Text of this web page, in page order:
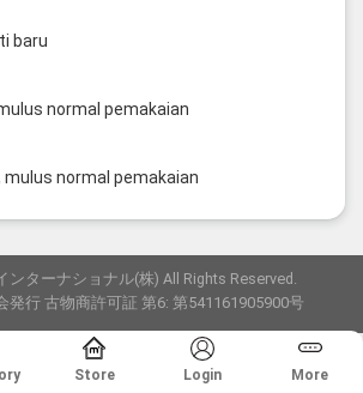
baru
normal pemakaian
mulus normal pemakaian
ンターナショナル(株) All Rights Reserved.
発行 古物商許可証 第6: 第541161905900号
Store Login More